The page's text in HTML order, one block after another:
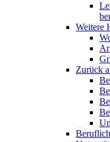
Weitere
Zurück